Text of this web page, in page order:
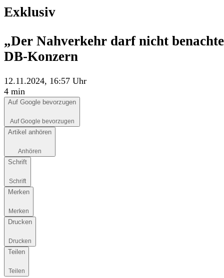
Exklusiv
„Der Nahverkehr darf nicht
DB-Konzern
12.11.2024, 16:57 Uhr
4 min
Auf Google bevorzugen
Auf Google bevorzugen
Artikel anhören
Anhören
Schrift
Schrift
Merken
Merken
Drucken
Drucken
Teilen
Teilen